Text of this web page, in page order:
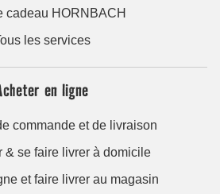
cadeau HORNBACH
les services
en ligne
commande et de livraison
& se faire livrer à domicile
et faire livrer au magasin